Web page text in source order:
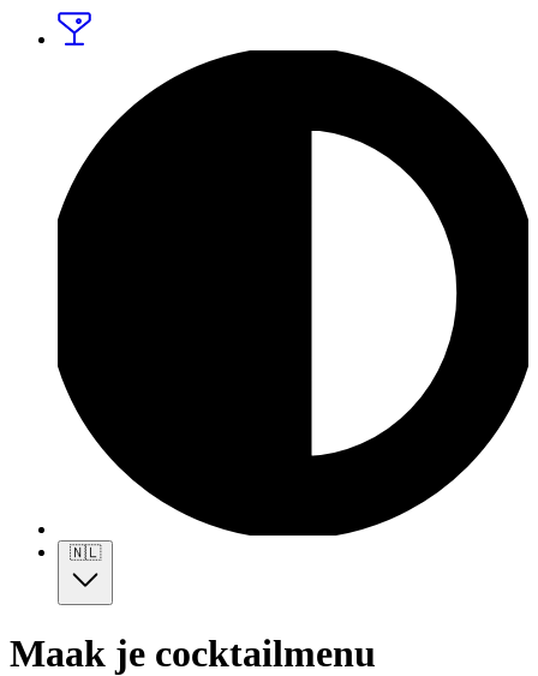
🇳🇱
Maak je cocktailmenu